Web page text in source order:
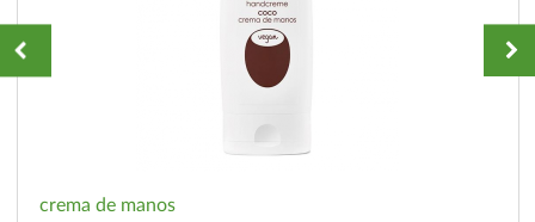
crema de manos